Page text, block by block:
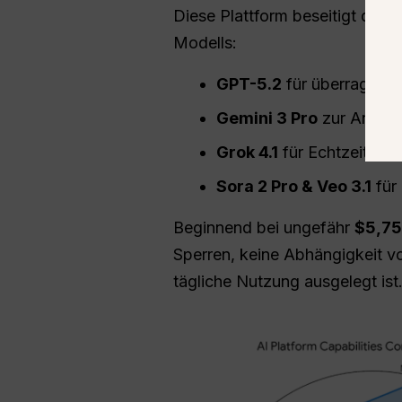
Diese Plattform beseitigt das
Modells:
GPT-5.2 für
Gemini 3 Pro zur
Grok 4.1 für Echtzeit-
Sora 2 Pro & Veo 3.1 für
Beginnend bei ungefähr
Sperren, keine Abhängigkeit
tägliche Nutzung ausgelegt ist.